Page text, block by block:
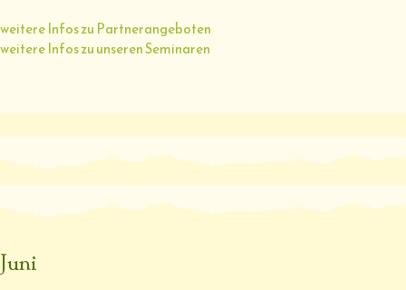
weitere Infos zu Partnerangeboten
weitere Infos zu unseren Seminaren
Juni